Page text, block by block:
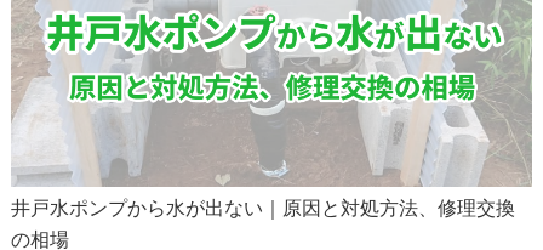
井戸水ポンプから水が出ない｜原因と対処方法、修理交換
の相場